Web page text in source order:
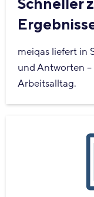
Schneller
meiqas liefert in
und Antworten
Arbeitsalltag.